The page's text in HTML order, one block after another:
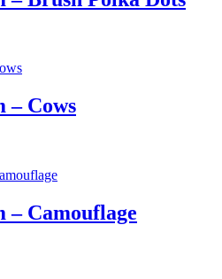
– Cows
Camouflage